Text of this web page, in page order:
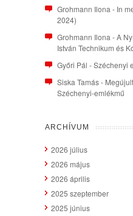
Grohmann Ilona - In
2024)
Grohmann Ilona -A
István Technikum és
Győri Pál -Széchenyi
Siska Tamás-
Széchenyi-emlékmű
ARCHÍVUM
2026 július
2026 május
2026 április
2025 szeptember
2025 június